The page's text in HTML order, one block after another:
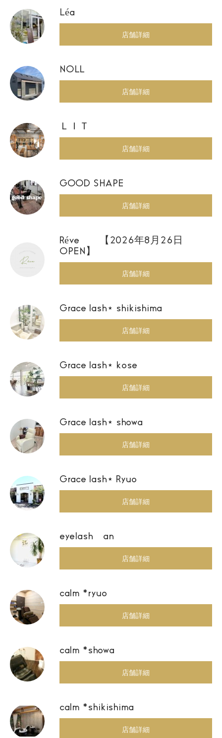
Léa
店舗詳細
NOLL
店舗詳細
ＬＩＴ
店舗詳細
GOOD SHAPE
店舗詳細
Réve 【2026年8月26日
OPEN】
店舗詳細
Grace lash⋆ shikishima
店舗詳細
Grace lash⋆ kose
店舗詳細
Grace lash⋆ showa
店舗詳細
Grace lash⋆ Ryuo
店舗詳細
eyelash an
店舗詳細
calm *ryuo
店舗詳細
calm *showa
店舗詳細
calm *shikishima
店舗詳細